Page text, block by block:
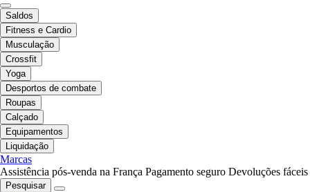
Saldos
Fitness e Cardio
Musculação
Crossfit
Yoga
Desportos de combate
Roupas
Calçado
Equipamentos
Liquidação
Marcas
Assistência pós-venda na França Pagamento seguro Devoluções fáceis
Pesquisar